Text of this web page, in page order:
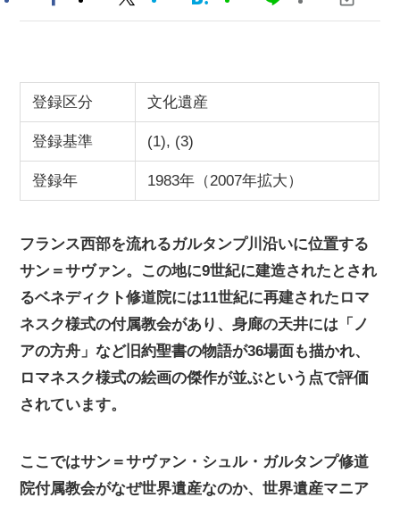
登録区分 文化遺産
登録基準 (1), (3)
登録年 1983年（2007年拡大）
フランス西部を流れるガルタンプ川沿いに位置する
サン＝サヴァン。この地に9世紀に建造されたとされ
るベネディクト修道院には11世紀に再建されたロマ
ネスク様式の付属教会があり、身廊の天井には「ノ
アの方舟」など旧約聖書の物語が36場面も描かれ、
ロマネスク様式の絵画の傑作が並ぶという点で評価
されています。
ここではサン＝サヴァン・シュル・ガルタンプ修道
院付属教会がなぜ世界遺産なのか、世界遺産マニア